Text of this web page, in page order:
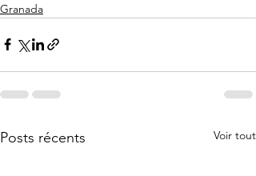
Granada
Posts récents Voir tout